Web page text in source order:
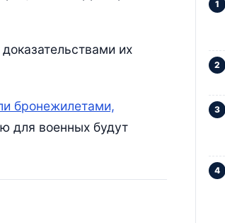
их
бронежилетами,
для военных будут